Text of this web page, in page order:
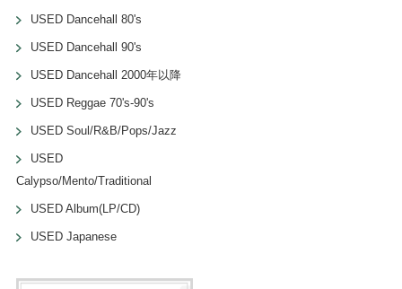
USED Dancehall 80's
USED Dancehall 90's
USED Dancehall 2000年以降
USED Reggae 70's-90's
USED Soul/R&B/Pops/Jazz
USED
Calypso/Mento/Traditional
USED Album(LP/CD)
USED Japanese